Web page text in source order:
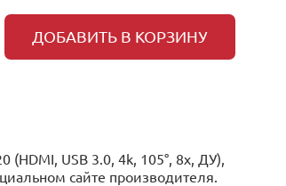
ДОБАВИТЬ В КОРЗИНУ
USB 3.0, 4k, 105°, 8x, ДУ),
сайте производителя.